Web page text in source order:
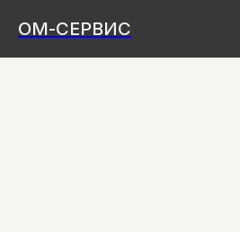
ОМ-СЕРВИС